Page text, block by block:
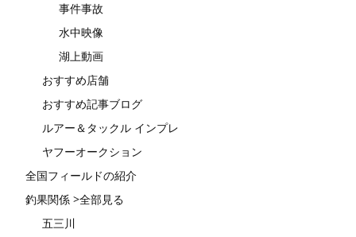
事件事故
水中映像
湖上動画
おすすめ店舗
おすすめ記事ブログ
ルアー＆タックル インプレ
ヤフーオークション
全国フィールドの紹介
釣果関係 >全部見る
五三川